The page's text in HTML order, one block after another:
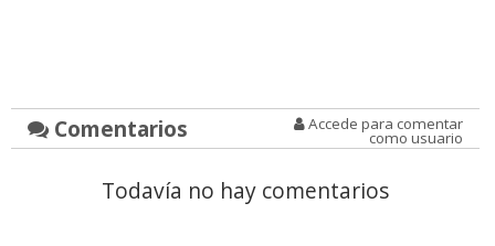
Comentarios Accede para comentar
como usuario
Todavía no hay comentarios